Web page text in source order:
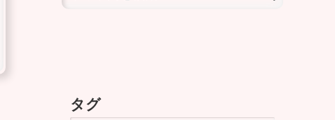
タグ